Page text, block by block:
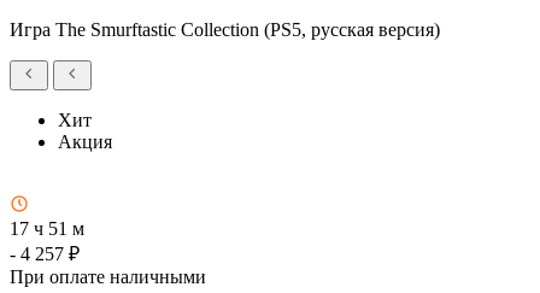
Игра The Smurftastic Collection (PS5, русская версия)
Хит
Акция
17 ч 51 м
- 4 257 ₽
При оплате наличными